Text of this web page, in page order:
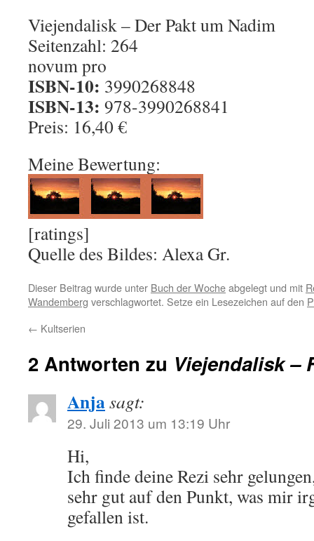
Viejendalisk – Der Pakt um Nadim
Seitenzahl: 264
novum pro
ISBN-10: 3990268848
ISBN-13: 978-3990268841
Preis: 16,40 €
Meine Bewertung:
[ratings]
Quelle des Bildes: Alexa Gr.
Dieser Beitrag wurde unter Buch der Wocheabgelegt und mit
Wandemberg verschlagwortet. Setze ein Lesezeichen auf den
← Kultserien
2 Antworten zu Viejendalisk –
Anjasagt:
29. Juli 2013 um 13:19 Uhr
Hi,
Ich finde deine Rezi sehr
sehr gut auf den Punkt, was mir
gefallen ist.